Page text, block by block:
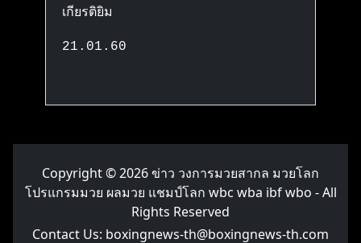
เกียรติยิม
21.01.60
Copyright © 2026ข่าว วงการมวยสากล มวยโลก
โปรแกรมมวย ผลมวย แชมป์โลก wbc wba ibf wbo - All
Rights Reserved
Contact Us: boxingnews-th@boxingnews-th.com